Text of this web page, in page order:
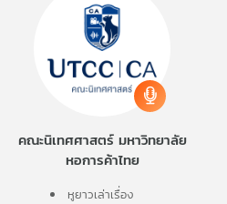
คณะนิเทศศาสตร์ มหาวิทยาลัย
หอการค้าไทย
หูยาวเล่าเรื่อง